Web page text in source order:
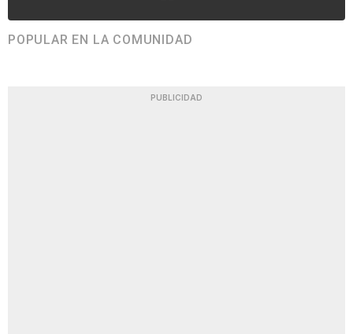
POPULAR EN LA COMUNIDAD
PUBLICIDAD